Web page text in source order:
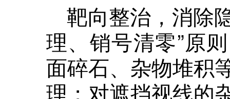
靶向整治，消除
理、销号清零”原
面碎石、杂物堆积
理；对遮挡视线的